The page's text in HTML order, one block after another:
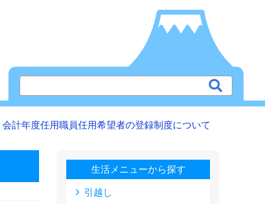
会計年度任用職員任用希望者の登録制度について
生活メニューから探す
引越し